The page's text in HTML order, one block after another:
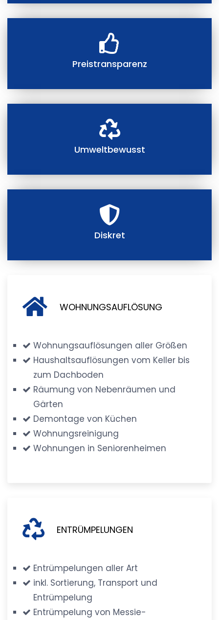
Preistransparenz
Umweltbewusst
Diskret
WOHNUNGSAUFLÖSUNG
Wohnungsauflösungen aller Größen
Haushaltsauflösungen vom Keller bis
zum Dachboden
Räumung von Nebenräumen und
Gärten
Demontage von Küchen
Wohnungsreinigung
Wohnungen in Seniorenheimen
ENTRÜMPELUNGEN
Entrümpelungen aller Art
inkl. Sortierung, Transport und
Entrümpelung
Entrümpelung von Messie-